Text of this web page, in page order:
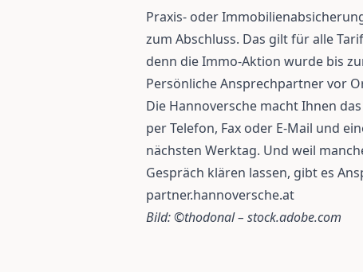
Praxis- oder
zum Abschluss. Das gilt für alle
denn die Immo-Aktion wurde bis
Persönliche Ansprechpartner vor
Die Hannoversche macht Ihnen
per Telefon, Fax oder E-Mail und
nächsten Werktag. Und weil
Gespräch klären lassen, gibt es
partner.hannoversche.at
Bild: ©thodonal – stock.adobe.com